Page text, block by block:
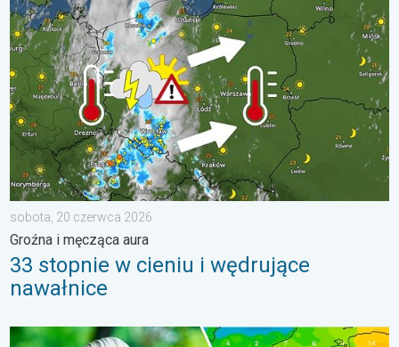
sobota, 20 czerwca 2026
Groźna i męcząca aura
33 stopnie w cieniu i wędrujące
nawałnice
Dlaczego powietrze jest dziś takie przyjemne?. Efekt punktu